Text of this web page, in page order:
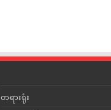
တရားရုံး